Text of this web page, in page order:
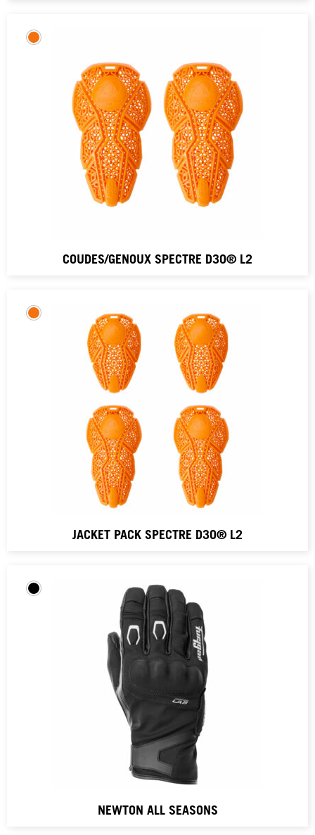
COUDES/GENOUX SPECTRE D3O® L2
JACKET PACK SPECTRE D3O® L2
NEWTON ALL SEASONS